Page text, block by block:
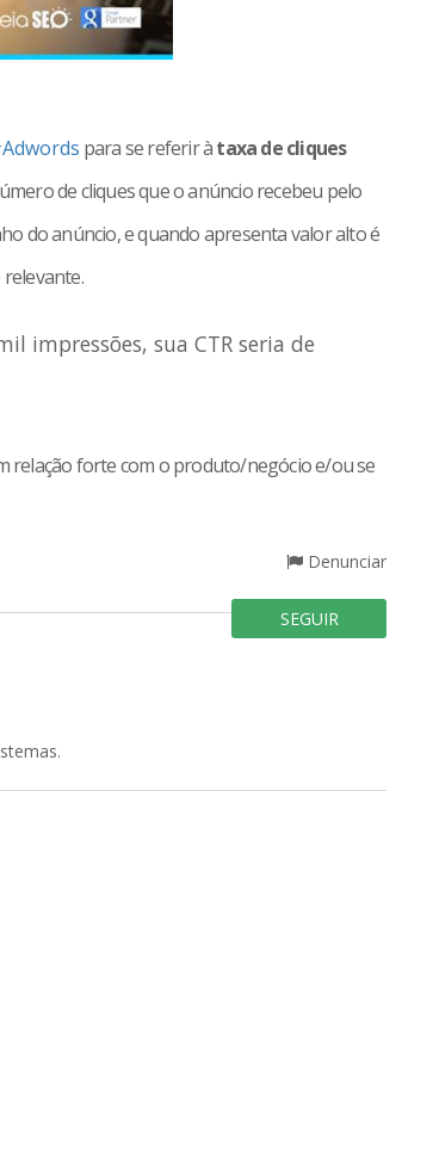
para se referir àtaxa de cliques
de cliques que o anúncio recebeu pelo
do anúncio, e quando apresenta valor alto é
impressões, sua CTR seria de
relação forte com o produto/negócio e/ou se
Denunciar
SEGUIR